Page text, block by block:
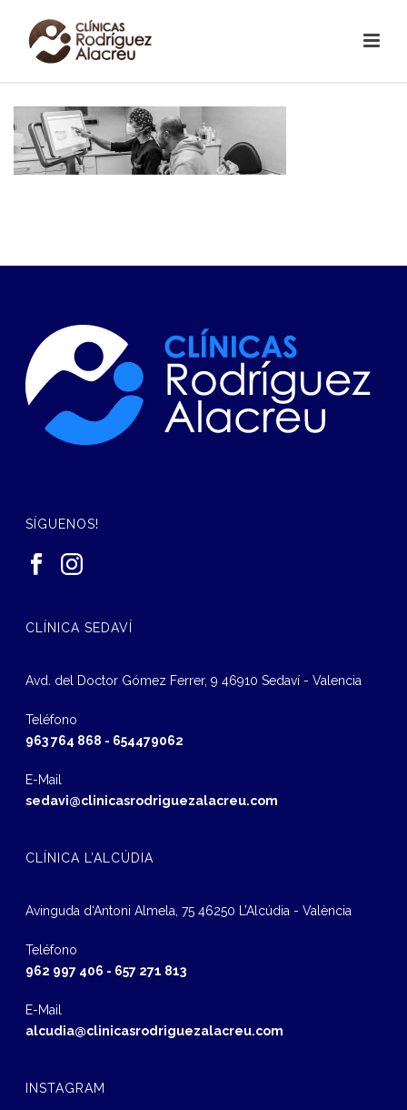
SÍGUENOS!
CLÍNICA SEDAVÍ
Avd. del Doctor Gómez Ferrer, 9 46910 Sedaví - Valencia
Teléfono
963 764 868 - 654479062
E-Mail
sedavi@clinicasrodriguezalacreu.com
CLÍNICA L’ALCÚDIA
Avinguda d‘Antoni Almela, 75 46250 L’Alcúdia - València
Teléfono
962 997 406 - 657 271 813
E-Mail
alcudia@clinicasrodriguezalacreu.com
INSTAGRAM